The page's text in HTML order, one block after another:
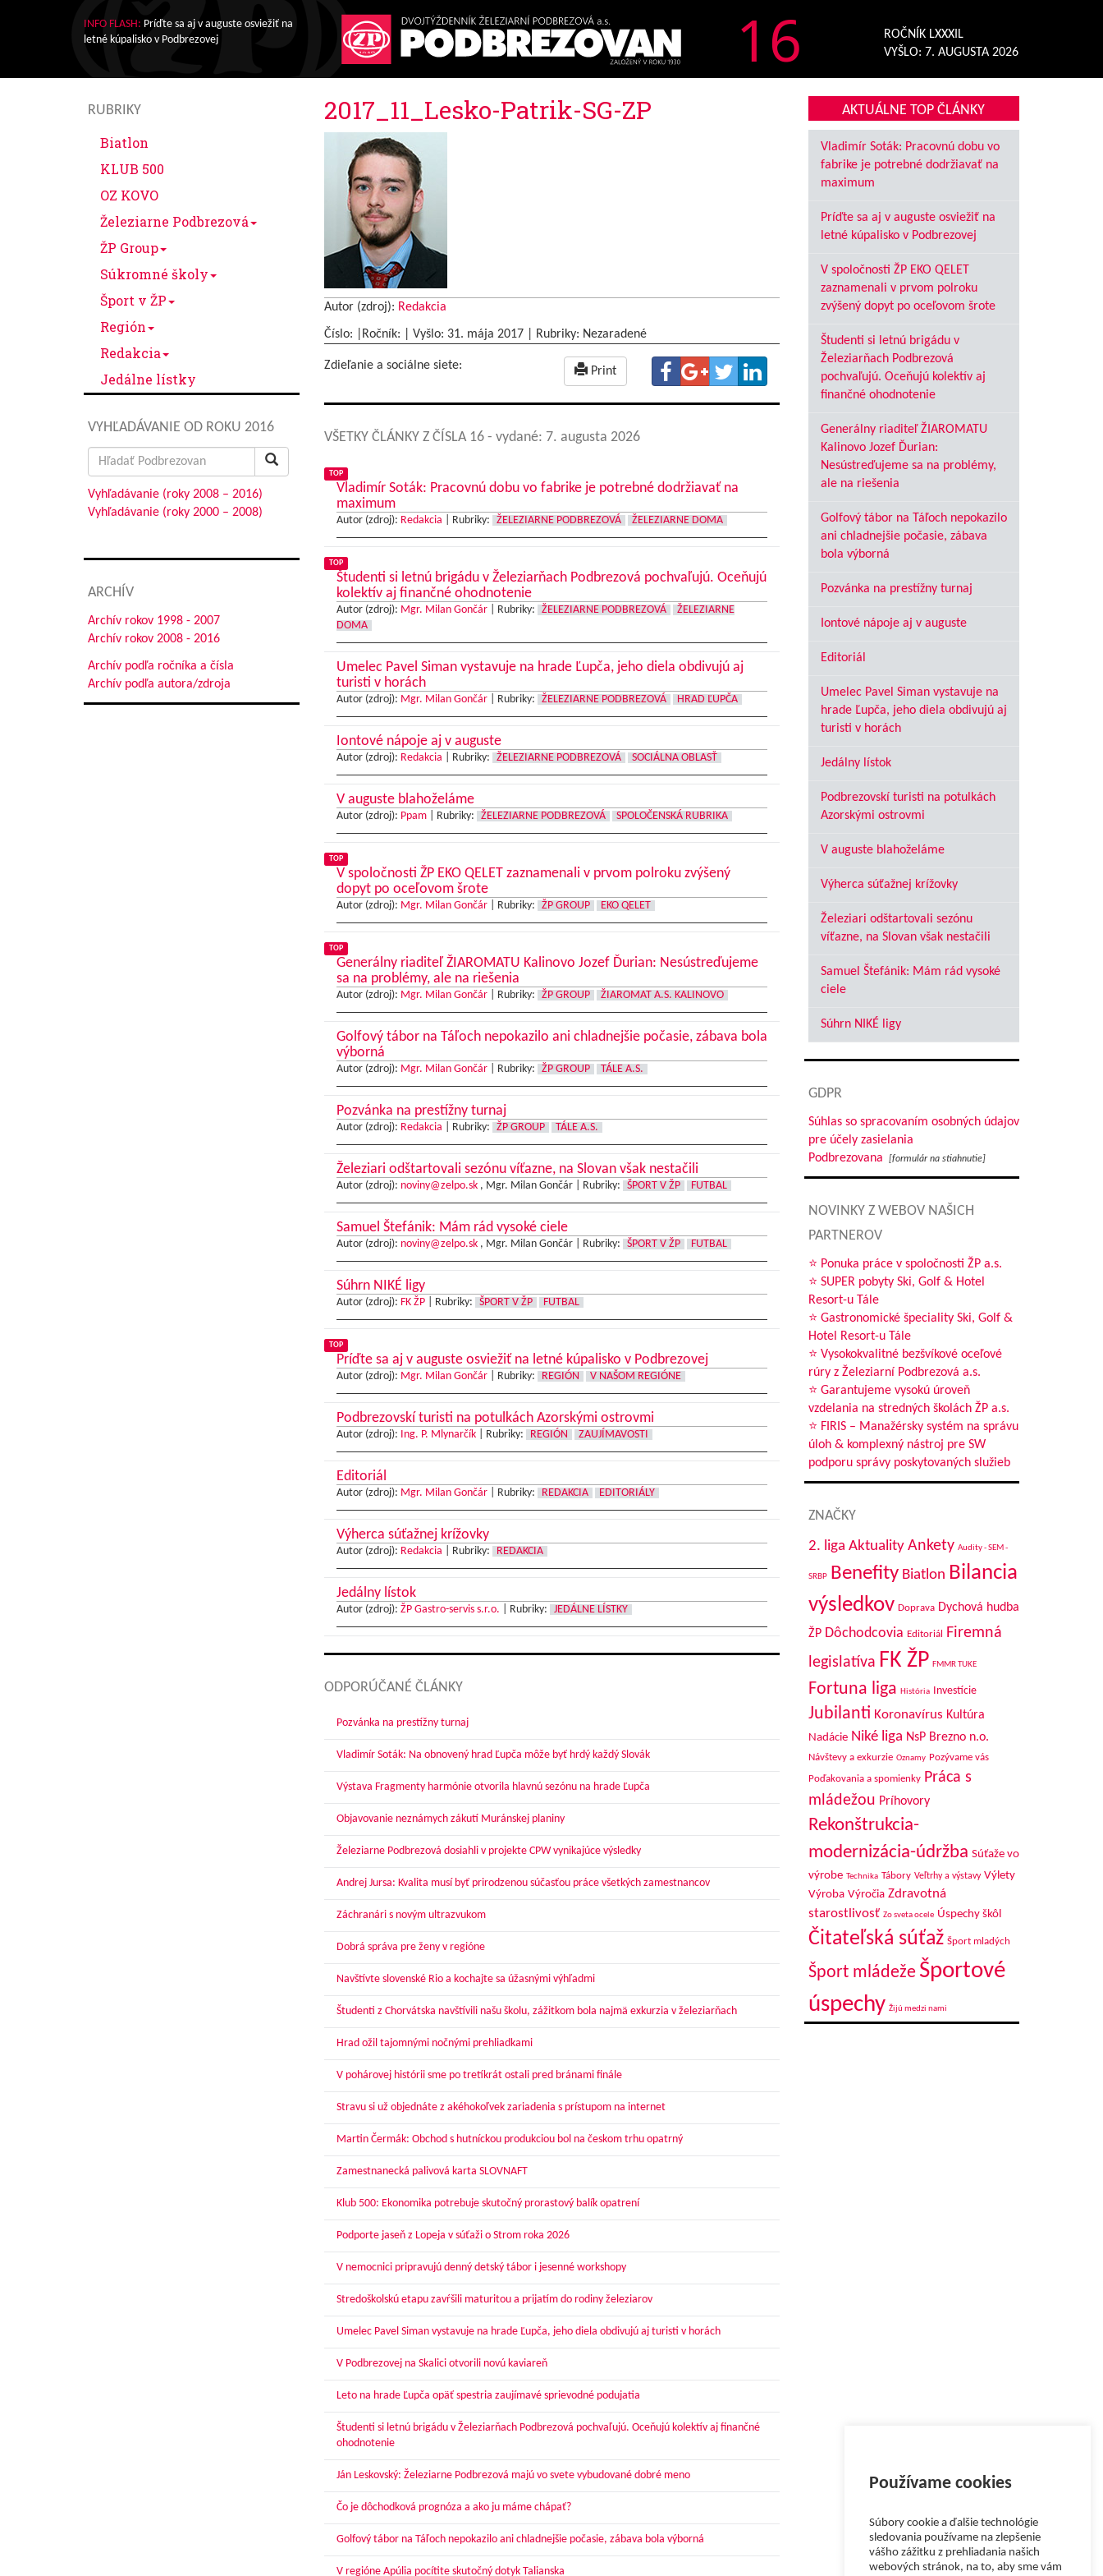
INFO FLASH: Príďte sa aj v auguste osviežiť na
letné kúpalisko v Podbrezovej
16
ROČNÍK LXXXIL
VYŠLO: 7. AUGUSTA 2026
RUBRIKY
Biatlon
KLUB 500
OZ KOVO
Železiarne Podbrezová
ŽP Group
Súkromné školy
Šport v ŽP
Región
Redakcia
Jedálne lístky
VYHĽADÁVANIE OD ROKU 2016
Search
for:
Vyhľadávanie (roky 2008 – 2016)
Vyhľadávanie (roky 2000 – 2008)
ARCHÍV
Archív rokov 1998 - 2007
Archív rokov 2008 - 2016
Archív podľa ročníka a čísla
Archív podľa autora/zdroja
2017_11_Lesko-Patrik-SG-ZP
Autor (zdroj): Redakcia
Číslo: |Ročník: | Vyšlo: 31. mája 2017| Rubriky: Nezaradené
Zdieľanie a sociálne siete: Print
VŠETKY ČLÁNKY Z ČÍSLA 16 - vydané: 7. augusta 2026
TOP
Vladimír Soták: Pracovnú dobu vo fabrike je potrebné dodržiavať na
maximum
Autor (zdroj): Redakcia Rubriky: ŽELEZIARNE PODBREZOVÁ ŽELEZIARNE DOMA
TOP
Študenti si letnú brigádu v Železiarňach Podbrezová pochvaľujú. Oceňujú
kolektív aj finančné ohodnotenie
Autor (zdroj): Mgr. Milan Gončár| Rubriky: ŽELEZIARNE PODBREZOVÁ
ŽELEZIARNE
DOMA
Umelec Pavel Siman vystavuje na hrade Ľupča, jeho diela obdivujú aj
turisti v horách
Autor (zdroj): Mgr. Milan Gončár| Rubriky: ŽELEZIARNE PODBREZOVÁ HRAD ĽUPČA
Iontové nápoje aj v auguste
Autor (zdroj): Redakcia Rubriky: ŽELEZIARNE PODBREZOVÁ SOCIÁLNA OBLASŤ
V auguste blahoželáme
Autor (zdroj): Ppam| Rubriky: ŽELEZIARNE PODBREZOVÁ SPOLOČENSKÁ RUBRIKA
TOP
V spoločnosti ŽP EKO QELET zaznamenali v prvom polroku zvýšený
dopyt po oceľovom šrote
Autor (zdroj): Mgr. Milan Gončár| Rubriky: ŽP GROUP EKO QELET
TOP
Generálny riaditeľ ŽIAROMATU Kalinovo Jozef Ďurian: Nesústreďujeme
sa na problémy, ale na riešenia
Autor (zdroj): Mgr. Milan Gončár| Rubriky: ŽP GROUP ŽIAROMAT A.S. KALINOVO
Golfový tábor na Táľoch nepokazilo ani chladnejšie počasie, zábava bola
výborná
Autor (zdroj): Mgr. Milan Gončár| Rubriky: ŽP GROUP TÁLE A.S.
Pozvánka na prestížny turnaj
Autor (zdroj): Redakcia Rubriky: ŽP GROUP TÁLE A.S.
Železiari odštartovali sezónu víťazne, na Slovan však nestačili
Autor (zdroj): noviny@zelpo.sk, Mgr. Milan Gončár | Rubriky: ŠPORT V ŽP FUTBAL
Samuel Štefánik: Mám rád vysoké ciele
Autor (zdroj): noviny@zelpo.sk, Mgr. Milan Gončár | Rubriky: ŠPORT V ŽP FUTBAL
Súhrn NIKÉ ligy
Autor (zdroj): FK ŽP| Rubriky: ŠPORT V ŽP FUTBAL
TOP
Príďte sa aj v auguste osviežiť na letné kúpalisko v Podbrezovej
Autor (zdroj): Mgr. Milan Gončár| Rubriky: REGIÓN V NAŠOM REGIÓNE
Podbrezovskí turisti na potulkách Azorskými ostrovmi
Autor (zdroj): Ing. P. Mlynarčík| Rubriky: REGIÓN ZAUJÍMAVOSTI
Editoriál
Autor (zdroj): Mgr. Milan Gončár| Rubriky: REDAKCIA EDITORIÁLY
Výherca súťažnej krížovky
Autor (zdroj): Redakcia Rubriky: REDAKCIA
Jedálny lístok
Autor (zdroj): ŽP Gastro-servis s.r.o. Rubriky: JEDÁLNE LÍSTKY
ODPORÚČANÉ ČLÁNKY
Pozvánka na prestížny turnaj
Vladimír Soták: Na obnovený hrad Ľupča môže byť hrdý každý Slovák
Výstava Fragmenty harmónie otvorila hlavnú sezónu na hrade Ľupča
Objavovanie neznámych zákutí Muránskej planiny
Železiarne Podbrezová dosiahli v projekte CPW vynikajúce výsledky
Andrej Jursa: Kvalita musí byť prirodzenou súčasťou práce všetkých zamestnancov
Záchranári s novým ultrazvukom
Dobrá správa pre ženy v regióne
Navštívte slovenské Rio a kochajte sa úžasnými výhľadmi
Študenti z Chorvátska navštívili našu školu, zážitkom bola najmä exkurzia v železiarňach
Hrad ožil tajomnými nočnými prehliadkami
V pohárovej histórii sme po tretíkrát ostali pred bránami finále
Stravu si už objednáte z akéhokoľvek zariadenia s prístupom na internet
Martin Čermák: Obchod s hutníckou produkciou bol na českom trhu opatrný
Zamestnanecká palivová karta SLOVNAFT
Klub 500: Ekonomika potrebuje skutočný prorastový balík opatrení
Podporte jaseň z Lopeja v súťaži o Strom roka 2026
V nemocnici pripravujú denný detský tábor i jesenné workshopy
Stredoškolskú etapu zavŕšili maturitou a prijatím do rodiny železiarov
Umelec Pavel Siman vystavuje na hrade Ľupča, jeho diela obdivujú aj turisti v horách
V Podbrezovej na Skalici otvorili novú kaviareň
Leto na hrade Ľupča opäť spestria zaujímavé sprievodné podujatia
Študenti si letnú brigádu v Železiarňach Podbrezová pochvaľujú. Oceňujú kolektív aj finančné
ohodnotenie
Ján Leskovský: Železiarne Podbrezová majú vo svete vybudované dobré meno
Čo je dôchodková prognóza a ako ju máme chápať?
Golfový tábor na Táľoch nepokazilo ani chladnejšie počasie, zábava bola výborná
V regióne Apúlia pocítite skutočný dotyk Talianska
AKTUÁLNE TOP ČLÁNKY
Vladimír Soták: Pracovnú dobu vo
fabrike je potrebné dodržiavať na
maximum
Príďte sa aj v auguste osviežiť na
letné kúpalisko v Podbrezovej
V spoločnosti ŽP EKO QELET
zaznamenali v prvom polroku
zvýšený dopyt po oceľovom šrote
Študenti si letnú brigádu v
Železiarňach Podbrezová
pochvaľujú. Oceňujú kolektív aj
finančné ohodnotenie
Generálny riaditeľ ŽIAROMATU
Kalinovo Jozef Ďurian:
Nesústreďujeme sa na problémy,
ale na riešenia
Golfový tábor na Táľoch nepokazilo
ani chladnejšie počasie, zábava
bola výborná
Pozvánka na prestížny turnaj
Iontové nápoje aj v auguste
Editoriál
Umelec Pavel Siman vystavuje na
hrade Ľupča, jeho diela obdivujú aj
turisti v horách
Jedálny lístok
Podbrezovskí turisti na potulkách
Azorskými ostrovmi
V auguste blahoželáme
Výherca súťažnej krížovky
Železiari odštartovali sezónu
víťazne, na Slovan však nestačili
Samuel Štefánik: Mám rád vysoké
ciele
Súhrn NIKÉ ligy
GDPR
Súhlas so spracovaním osobných údajov
pre účely zasielania
Podbrezovana
[formulár na stiahnutie]
NOVINKY Z WEBOV NAŠICH
PARTNEROV
⭐ Ponuka práce v spoločnosti ŽP a.s.
⭐ SUPER pobyty Ski, Golf & Hotel
Resort-u Tále
⭐ Gastronomické špeciality Ski, Golf &
Hotel Resort-u Tále
⭐ Vysokokvalitné bezšvíkové oceľové
rúry z Železiarní Podbrezová a.s.
⭐ Garantujeme vysokú úroveň
vzdelania na stredných školách ŽP a.s.
⭐ FIRIS – Manažérsky systém na správu
úloh & komplexný nástroj pre SW
podporu správy poskytovaných služieb
ZNAČKY
2. liga Aktuality Ankety Audity - SEM -
SRBP Benefity Biatlon Bilancia
výsledkov Doprava Dychová hudba
ŽP Dôchodcovia Editoriál
Firemná
legislatíva FK ŽP FMMR TUKE
Fortuna liga História Investície
Jubilanti Koronavírus Kultúra
Nadácie Niké liga NsP Brezno n.o.
Návštevy a exkurzie Oznamy Pozývame vás
Poďakovania a spomienky Práca s
mládežou Príhovory
Rekonštrukcia-
modernizácia-údržba Súťaže vo
výrobe Technika Tábory Veľtrhy a výstavy Výlety
Výroba Výročia Zdravotná
starostlivosť Zo sveta ocele Úspechy škôl
Čitateľská súťaž Šport mladých
Šport mládeže Športové
úspechy Žijú medzi nami
Používame cookies
Súbory cookie a ďalšie technológie
sledovania používame na zlepšenie
vášho zážitku z prehliadania našich
webových stránok, na to, aby sme vám